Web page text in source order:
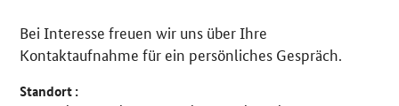
Bei Interesse freuen wir uns über Ihre
Kontaktaufnahme für ein persönliches Gespräch.
Standort :